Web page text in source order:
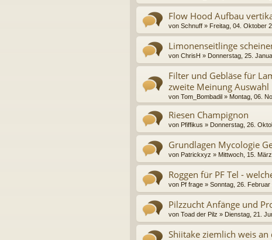
Flow Hood Aufbau
von Schnuff » Freitag, 04. Oktober
Limonenseitlinge
von ChrisH » Donnerstag, 25.
Filter und Gebläse für
zweite Meinung Auswahl
von Tom_Bombadil » Montag, 06.
Riesen Champignon
von Pfiffikus » Donnerstag, 26.
Grundlagen Mycologie
von Patrickxyz » Mittwoch, 15.
Roggen für PF Tel -
von Pf frage » Sonntag, 26. Februar
Pilzzucht Anfänge und
von Toad der Pilz » Dienstag, 21.
Shiitake ziemlich weis an